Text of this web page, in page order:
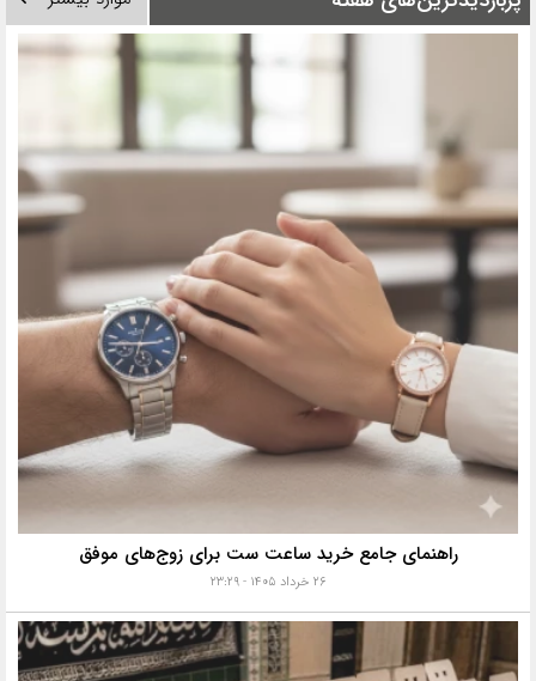
راهنمای جامع خرید ساعت ست برای زوج‌های موفق
۲۶ خرداد ۱۴۰۵ - ۲۳:۲۹